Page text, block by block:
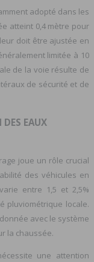
adopté dans les
atteint 0,4 mètre pour
doit être ajustée en
limitée à 10
de la voie résulte de
de sécurité et de
DES EAUX
joue un rôle crucial
des véhicules en
varie entre 1,5 et 2,5%
pluviométrique locale.
avec le système
la chaussée.
une attention